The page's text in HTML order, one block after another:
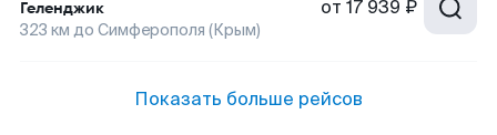
Геленджик
323 км до Симферополя (Крым)
от 17 939 ₽
Показать больше рейсов